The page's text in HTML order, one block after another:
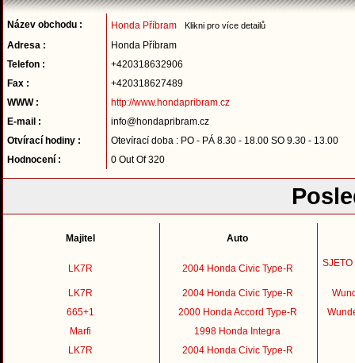
Název obchodu : Honda Příbram Klikni pro více detailů
Adresa :
Honda Příbram
Telefon :
+420318632906
Fax :
+420318627489
WWW :
http://www.hondapribram.cz
E-mail :
info@hondapribram.cz
Otvírací hodiny :
Otevírací doba : PO - PÁ 8.30 - 18.00 SO 9.30 - 13.00
Hodnocení :
0 Out Of 320
Majitel Auto
LK7R 2004 Honda Civic Type-R
LK7R 2004 Honda Civic Type-R
665+1
2000 Honda Accord Type-R
Marfi
1998 Honda Integra
LK7R
2004 Honda Civic Type-R